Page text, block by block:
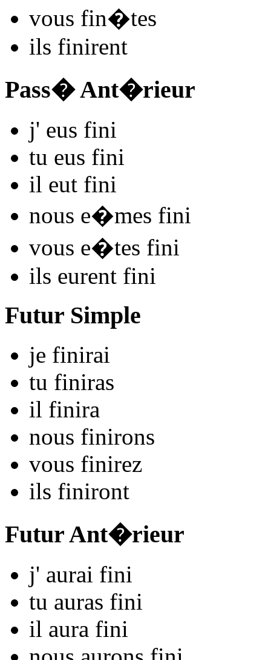
vous fin�tes
ils finirent
Pass� Ant�rieur
j' eus fini
tu eus fini
il eut fini
nous e�mes fini
vous e�tes fini
ils eurent fini
Futur Simple
je finirai
tu finiras
il finira
nous finirons
vous finirez
ils finiront
Futur Ant�rieur
j' aurai fini
tu auras fini
il aura fini